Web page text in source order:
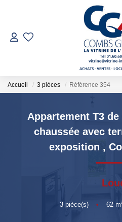
GESTION
Accueil 3 pièces Référence 354
Appartement T3 de
chaussée avec
exposition ,
3pièce(s) • 62